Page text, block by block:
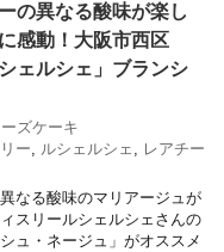
の異なる酸味が楽し
感動！大阪市西区
ェルシェ」ブランシ
ーズケーキ
ー, ルシェルシェ , レアチー
なる酸味のマリアージュが
スリールシェルシェさんの
ュ・ネージュ」がオススメ